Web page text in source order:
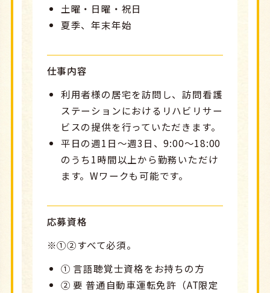
土曜・日曜・祝日
夏季、年末年始
仕事内容
利用者様の居宅を訪問し、訪問看護
ステーションにおけるリハビリサー
ビスの提供を行っていただきます。
平日の週1日～週3日、9:00～18:00
のうち1時間以上から勤務いただけ
ます。Wワークも可能です。
応募資格
※①②すべて必須。
① 言語聴覚士資格をお持ちの方
② 要 普通自動車運転免許（AT限定